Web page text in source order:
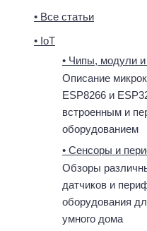
• Все статьи
• IoT
• Чипы, модули и
Описание
ESP8266 и
встроенным и
оборудованием
• Сенсоры и
Обзоры
датчиков и
оборудования
умного дома